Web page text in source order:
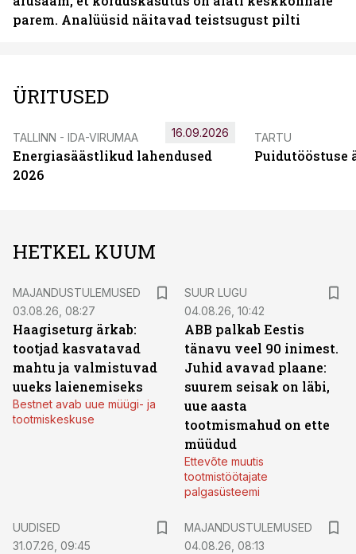
parem. Analüüsid näitavad teistsugust pilti
ÜRITUSED
TALLINN - IDA-VIRUMAA
Energiasäästlikud lahendused
2026
16.09.2026 TARTU
Puidutööstuse
HETKEL KUUM
MAJANDUSTULEMUSED
03.08.26, 08:27
Haagiseturg ärkab:
tootjad kasvatavad
mahtu ja valmistuvad
uueks laienemiseks
Bestnet avab uue müügi- ja
tootmiskeskuse
SUUR LUGU
04.08.26, 10:42
ABB palkab Eestis
tänavu veel 90 inimest.
Juhid avavad plaane:
suurem seisak on läbi,
uue aasta
tootmismahud on ette
müüdud
Ettevõte muutis
tootmistöötajate
palgasüsteemi
UUDISED
31.07.26, 09:45
MAJANDUSTULEMUSED
04.08.26, 08:13